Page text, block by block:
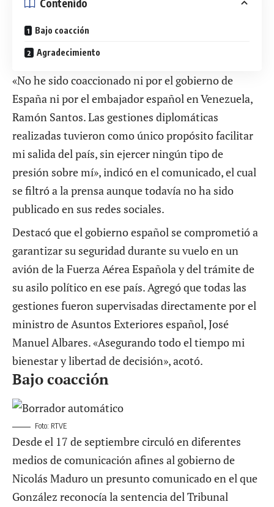
Contenido
Bajo coacción
Agradecimiento
«No he sido coaccionado ni por el gobierno de
España ni por el embajador español en Venezuela,
Ramón Santos. Las gestiones diplomáticas
realizadas tuvieron como único propósito facilitar
mi salida del país, sin ejercer ningún tipo de
presión sobre mí», indicó en el comunicado, el cual
se filtró a la prensa aunque todavía no ha sido
publicado en sus redes sociales.
Destacó que el gobierno español se comprometió a
garantizar su seguridad durante su vuelo en un
avión de la Fuerza Aérea Española y del trámite de
su asilo político en ese país. Agregó que todas las
gestiones fueron supervisadas directamente por el
ministro de Asuntos Exteriores español, José
Manuel Albares. «Asegurando todo el tiempo mi
bienestar y libertad de decisión», acotó.
Bajo coacción
Foto: RTVE
Desde el 17 de septiembre circuló en diferentes
medios de comunicación afines al gobierno de
Nicolás Maduro un presunto comunicado en el que
González reconocía la sentencia del Tribunal